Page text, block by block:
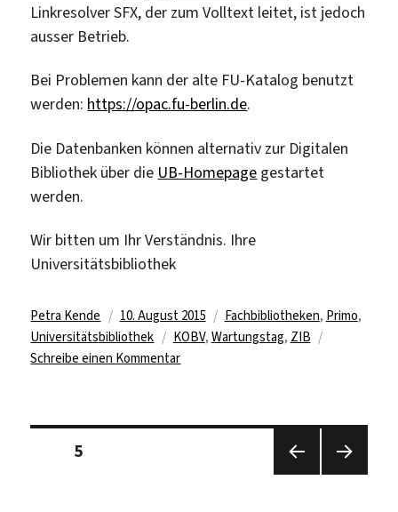
Linkresolver SFX, der zum Volltext leitet, ist jedoch
ausser Betrieb.
Bei Problemen kann der alte FU-Katalog benutzt
werden: https://opac.fu-berlin.de.
Die Datenbanken können alternativ zur Digitalen
Bibliothek über die UB-Homepage gestartet
werden.
Wir bitten um Ihr Verständnis. Ihre
Universitätsbibliothek
Autor
Petra Kende
Veröffentlicht
am
10. August 2015 Kategorien
Fachbibliotheken, Primo,
Universitätsbibliothek
Schlagwörter
KOBV, Wartungstag, ZIB
Schreibe einen Kommentarzu
KOBV
Seitennummerierung
5